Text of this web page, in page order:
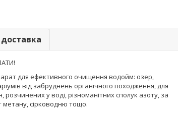
для ефективного очищення водойм: озер,
від забруднень органічного походження, для
у воді, різноманітних сполук азоту, за
метану, сірководню тощо.